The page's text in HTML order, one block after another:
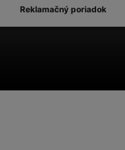
Reklamačný poriadok